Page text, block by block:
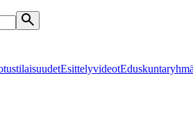
Esittelyvideot